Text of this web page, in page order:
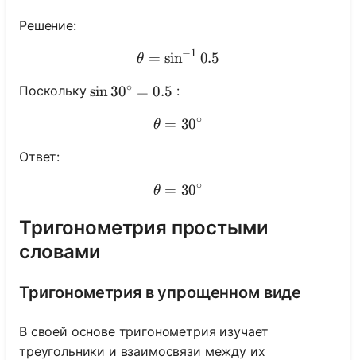
Решение:
\theta=\sin^{-1} 0.5
θ = sin−1 0.5
Поскольку\sin 30^{\circ}=0.5
sin30∘ = 0.5 :
\theta=30^{\circ}
θ = 30∘
Ответ:
\theta=30^{\circ}
θ = 30∘
Тригонометрия простыми
словами
Тригонометрия в упрощенном виде
В своей основе тригонометрия изучает
треугольники и взаимосвязи между их